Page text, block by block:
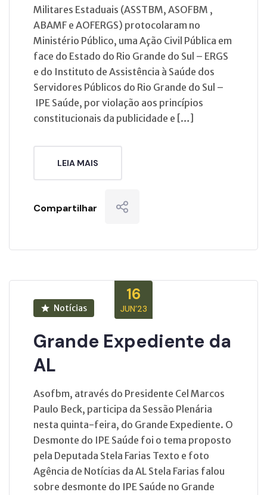
Militares Estaduais (ASSTBM, ASOFBM ,
ABAMF e AOFERGS) protocolaram no
Ministério Público, uma Ação Civil Pública em
face do Estado do Rio Grande do Sul – ERGS
e do Instituto de Assistência à Saúde dos
Servidores Públicos do Rio Grande do Sul –
IPE Saúde, por violação aos princípios
constitucionais da publicidade e […]
LEIA MAIS
Compartilhar
16
JUN’23
Notícias
Grande Expediente da
AL
Asofbm, através do Presidente Cel Marcos
Paulo Beck, participa da Sessão Plenária
nesta quinta-feira, do Grande Expediente. O
Desmonte do IPE Saúde foi o tema proposto
pela Deputada Stela Farias Texto e foto
Agência de Notícias da AL Stela Farias falou
sobre desmonte do IPE Saúde no Grande